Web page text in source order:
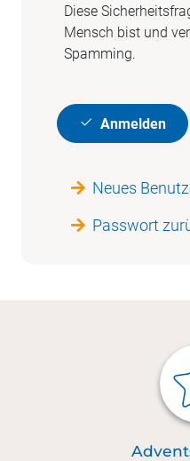
Diese
Mensch bist und
Spamming.
Anmelden
Neues
Passwort